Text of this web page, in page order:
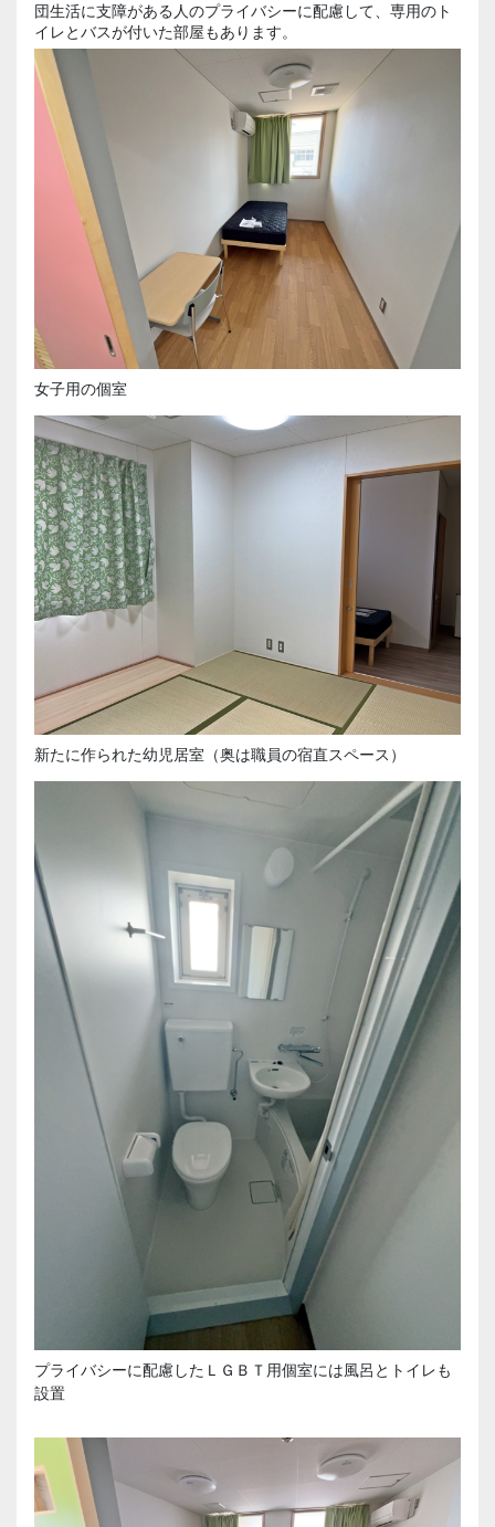
団生活に支障がある人のプライバシーに配慮して、専用のト
イレとバスが付いた部屋もあります。
女子用の個室
新たに作られた幼児居室（奥は職員の宿直スペース）
プライバシーに配慮したＬＧＢＴ用個室には風呂とトイレも
設置